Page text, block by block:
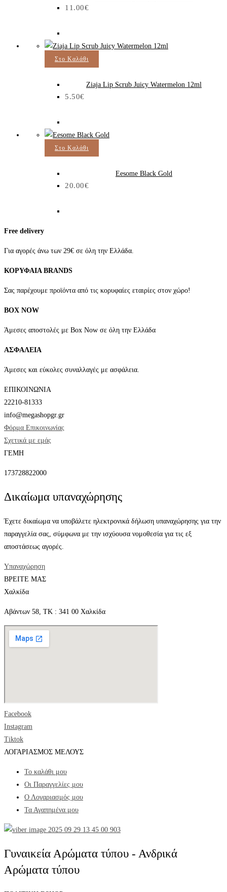
11.00€
Στο Καλάθι
Ziaja Lip Scrub Juicy Watermelon 12ml
5.50€
Στο Καλάθι
Eesome Black Gold
20.00€
Free delivery
Για αγορές άνω των 29€ σε όλη την Ελλάδα.
ΚΟΡΥΦΑΙΑ BRANDS
Σας παρέχουμε προϊόντα από τις κορυφαίες εταιρίες στον χώρο!
BOX NOW
Άμεσες αποστολές με Box Now σε όλη την Ελλάδα
ΑΣΦΑΛΕΙΑ
Άμεσες και εύκολες συναλλαγές με ασφάλεια.
ΕΠΙΚΟΙΝΩΝΙΑ
22210-81333
info@megashopgr.gr
Φόρμα Επικοινωνίας
Σχετικά με εμάς
ΓΕΜΗ
173728822000
Δικαίωμα υπαναχώρησης
Έχετε δικαίωμα να υποβάλετε ηλεκτρονικά δήλωση υπαναχώρησης για την
παραγγελία σας, σύμφωνα με την ισχύουσα νομοθεσία για τις εξ
αποστάσεως αγορές.
Υπαναχώρηση
ΒΡΕΙΤΕ ΜΑΣ
Χαλκίδα
Αβάντων 58, ΤΚ : 341 00 Χαλκίδα
Facebook
Instagram
Tiktok
ΛΟΓΑΡΙΑΣΜΟΣ ΜΕΛΟΥΣ
Το καλάθι μου
Οι Παραγγελίες μου
Ο Λογαριασμός μου
Τα Αγαπημένα μου
Γυναικεία Αρώματα τύπου - Ανδρικά
Αρώματα τύπου